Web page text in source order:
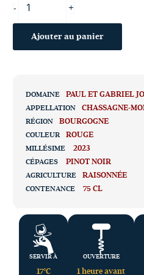
- +
Ajouter au panier
DOMAINE PAUL ET GABRIEL
APPELLATION CHASSAGNE-
RÉGION BOURGOGNE
COULEUR ROUGE
MILLÉSIME 2023
CÉPAGES PINOT NOIR
AGRICULTURE RAISONNÉE
CONTENANCE 75 CL
SERVIR À
17°C
OUVERTURE
1 heure avant